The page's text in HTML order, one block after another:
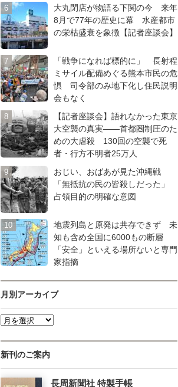
大丸閉店が物語る下関の今 来年
8月で77年の歴史に幕 水産都市
の栄枯盛衰を象徴【記者座談会】
「戦争になれば標的に」 長射程
ミサイル配備めぐる熊本市民の危
惧 司令部のみ地下化し住民説明
会もなく
【記者座談会】語れなかった東京
大空襲の真実――首都圏制圧のた
めの大虐殺 130回の空襲で死
者・行方不明者25万人
おじい、おばあが見た沖縄戦
「無抵抗の民の皆殺しだった」
占領目的の明確な意図
地震列島と原発は共存できず 未
知も含め全国に6000もの断層
「安全」といえる場所ないと専門
家指摘
月別アーカイブ
新刊のご案内
長周新聞社 特製手帳